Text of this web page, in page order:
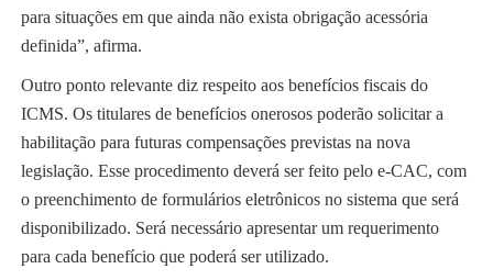
para situações em que ainda não exista obrigação acessória
definida”, afirma.
Outro ponto relevante diz respeito aos benefícios fiscais do
ICMS. Os titulares de benefícios onerosos poderão solicitar a
habilitação para futuras compensações previstas na nova
legislação. Esse procedimento deverá ser feito pelo e-CAC, com
o preenchimento de formulários eletrônicos no sistema que será
disponibilizado. Será necessário apresentar um requerimento
para cada benefício que poderá ser utilizado.